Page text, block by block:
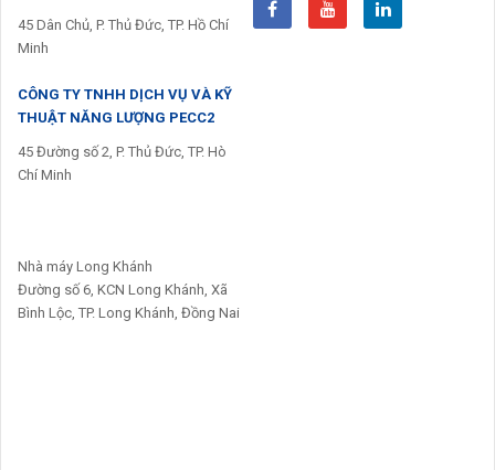
45 Dân Chủ, P. Thủ Đức, TP. Hồ Chí
Minh
CÔNG TY TNHH DỊCH VỤ VÀ KỸ
THUẬT NĂNG LƯỢNG PECC2
45 Đường số 2, P. Thủ Đức, TP. Hò
Chí Minh
Nhà máy Long Khánh
Đường số 6, KCN Long Khánh, Xã
Bình Lộc, TP. Long Khánh, Đồng Nai